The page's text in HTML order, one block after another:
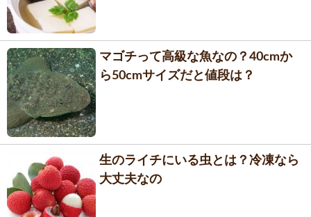
マゴチって高級な魚なの？40cmか
ら50cmサイズだと値段は？
生のライチにいる虫とは？冷凍なら
大丈夫なの